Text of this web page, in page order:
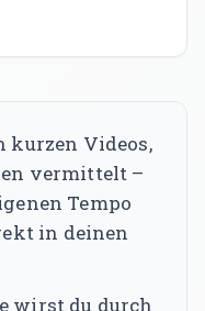
kurzen Videos,
vermittelt –
Tempo
in deinen
wirst du durch